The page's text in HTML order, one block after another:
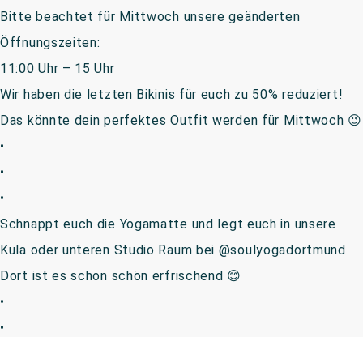
Bitte beachtet für Mittwoch unsere geänderten
Öffnungszeiten:
11:00 Uhr – 15 Uhr
Wir haben die letzten Bikinis für euch zu 50% reduziert!
Das könnte dein perfektes Outfit werden für Mittwoch 😉
•
•
•
Schnappt euch die Yogamatte und legt euch in unsere
Kula oder unteren Studio Raum bei @soulyogadortmund
Dort ist es schon schön erfrischend 😊
•
•